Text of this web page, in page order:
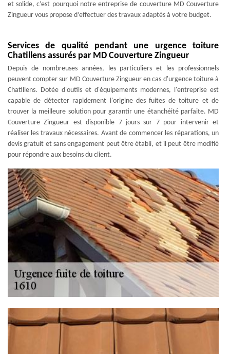
et solide, c’est pourquoi notre entreprise de couverture MD Couverture
Zingueur vous propose d’effectuer des travaux adaptés à votre budget.
Services de qualité pendant une urgence toiture
Chatillens assurés par MD Couverture Zingueur
Depuis de nombreuses années, les particuliers et les professionnels
peuvent compter sur MD Couverture Zingueur en cas d'urgence toiture à
Chatillens. Dotée d'outils et d'équipements modernes, l'entreprise est
capable de détecter rapidement l'origine des fuites de toiture et de
trouver la meilleure solution pour garantir une étanchéité parfaite. MD
Couverture Zingueur est disponible 7 jours sur 7 pour intervenir et
réaliser les travaux nécessaires. Avant de commencer les réparations, un
devis gratuit et sans engagement peut être établi, et il peut être modifié
pour répondre aux besoins du client.